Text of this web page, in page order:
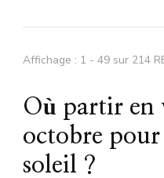
Affichage : 1 - 49 sur 214
Où partir en
octobre
soleil ?